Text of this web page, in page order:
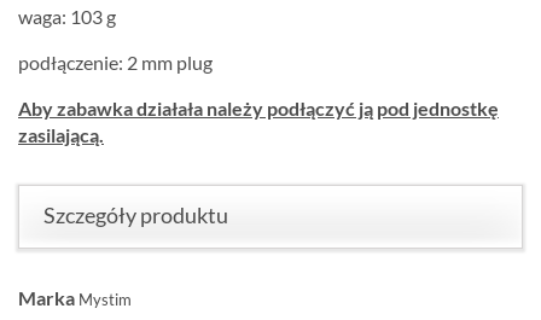
waga: 103 g
podłączenie: 2 mm plug
Aby zabawka działała należy podłączyć ją pod jednostkę
zasilającą.
Szczegóły produktu
Marka Mystim